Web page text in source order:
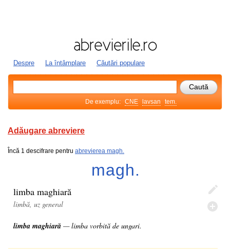
Despre La întâmplare Căutări populare
De exemplu: CNE lavsan tem.
Adăugare abreviere
Încă 1 descifrare pentru abrevierea magh.
magh.
limba maghiară
limbă, uz general
limba maghiară — limba vorbită de ungari.